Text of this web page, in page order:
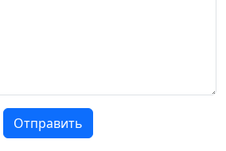
Отправить